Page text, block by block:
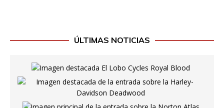
ÚLTIMAS NOTICIAS